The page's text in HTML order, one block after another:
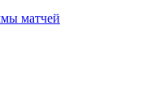
матчей